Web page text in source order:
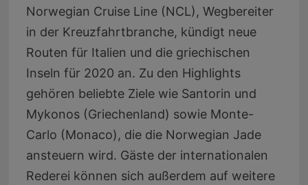
Norwegian Cruise Line (NCL), Wegbereiter
in der Kreuzfahrtbranche, kündigt neue
Routen für Italien und die griechischen
Inseln für 2020 an. Zu den Highlights
gehören beliebte Ziele wie Santorin und
Mykonos (Griechenland) sowie Monte-
Carlo (Monaco), die die Norwegian Jade
ansteuern wird. Gäste der internationalen
Rederei können sich außerdem auf weitere